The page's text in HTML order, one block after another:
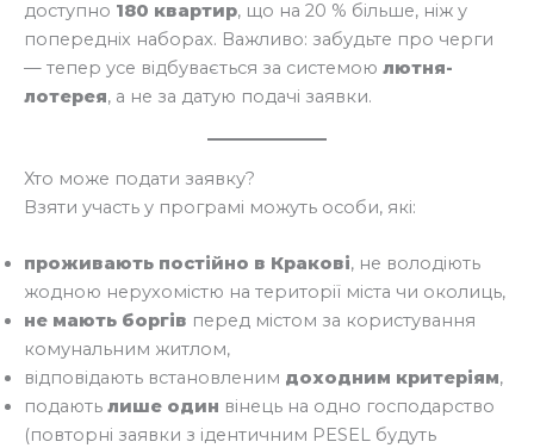
доступно 180 квартир, що на 20 % більше, ніж у
попередніх наборах. Важливо: забудьте про черги
— тепер усе відбувається за системою лютня-
лотерея, а не за датую подачі заявки.
Хто може подати заявку?
Взяти участь у програмі можуть особи, які:
проживають постійно в Кракові, не володіють
жодною нерухомістю на території міста чи околиць,
не мають боргів перед містом за користування
комунальним житлом,
відповідають встановленим доходним критеріям,
подають лише один вінець на одно господарство
(повторні заявки з ідентичним PESEL будуть